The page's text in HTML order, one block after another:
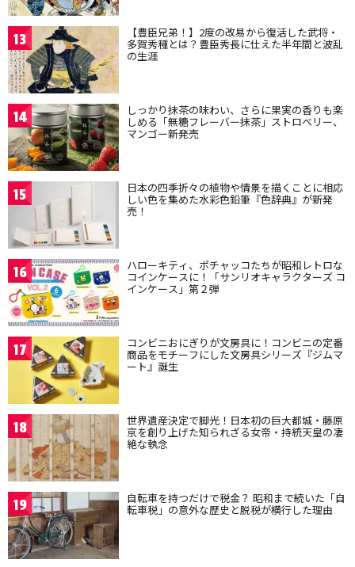
13 【豊臣兄弟！】2度の改易から復活した武将・
多賀秀種とは？豊臣秀長に仕えた半年間と波乱
の生涯
14 しっかり抹茶の味わい、さらに果実の香りも楽
しめる「無糖フレーバー抹茶」ストロベリー、
マンゴー新発売
15 日本の四季折々の植物や情景を描くことに相応
しい色を集めた水彩色鉛筆『色辞典』が新発
売！
16 ハローキティ、ポチャッコたちが昭和レトロな
コインケースに！「サンリオキャラクターズ コ
インケース」第２弾
17 コンビニおにぎりが文房具に！コンビニの定番
商品をモチーフにした文房具シリーズ『ジムマ
ート』誕生
18 世界遺産決定で脚光！日本初の巨大都城・藤原
京を創り上げた知られざる女帝・持統天皇の凄
絶な執念
19 自転車を持つだけで税金？ 昭和まで続いた「自
転車税」の意外な歴史と脱税が横行した理由